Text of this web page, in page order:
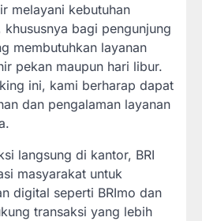
melayani kebutuhan
bagi pengunjung
membutuhkan layanan
pekan maupun hari libur.
ini, kami berharap dapat
dan pengalaman layanan
langsung di kantor, BRI
masyarakat untuk
digital seperti BRImo dan
transaksi yang lebih